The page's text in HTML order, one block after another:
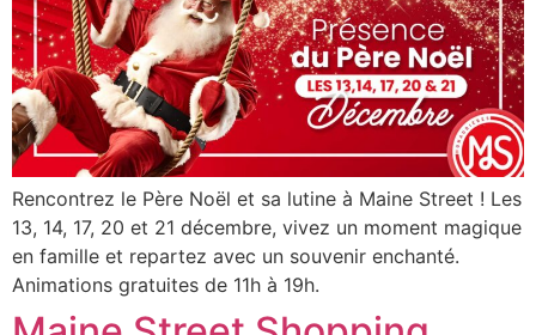
Rencontrez le Père Noël et sa lutine à Maine Street ! Les
13, 14, 17, 20 et 21 décembre, vivez un moment magique
en famille et repartez avec un souvenir enchanté.
Animations gratuites de 11h à 19h.